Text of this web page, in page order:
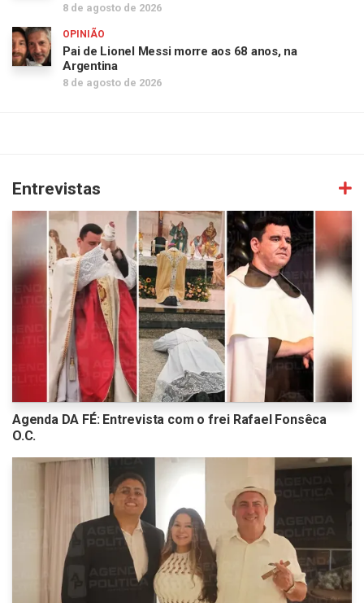
8 de agosto de 2026
OPINIÃO
Pai de Lionel Messi morre aos 68 anos, na
Argentina
8 de agosto de 2026
Entrevistas
Agenda DA FÉ: Entrevista com o frei Rafael Fonsêca
O.C.